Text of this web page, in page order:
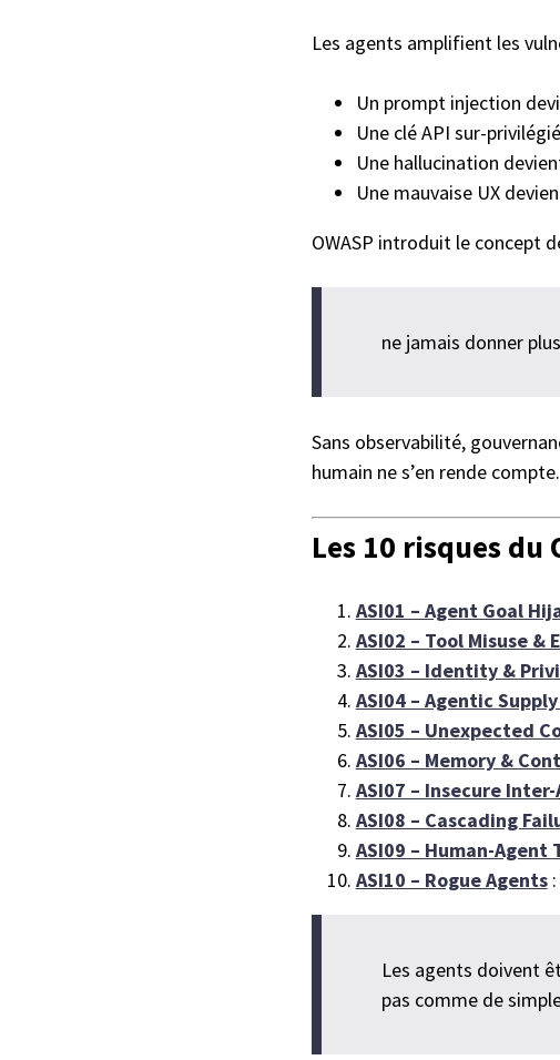
Les agents amplifient les
Un prompt injection
Une clé API sur-
Une hallucination
Une mauvaise UX
OWASP introduit le concept
ne jamais donner
Sans observabilité,
humain ne s’en rende compte.
Les 10 risques du
ASI01 – Agent Goal
ASI02 – Tool Misuse &
ASI03 – Identity &
ASI04 – Agentic
ASI05 – Unexpected
ASI06 – Memory &
ASI07 – Insecure
ASI08 – Cascading
ASI09 – Human-
ASI10 – Rogue Agents:
Les agents doivent
pas comme de